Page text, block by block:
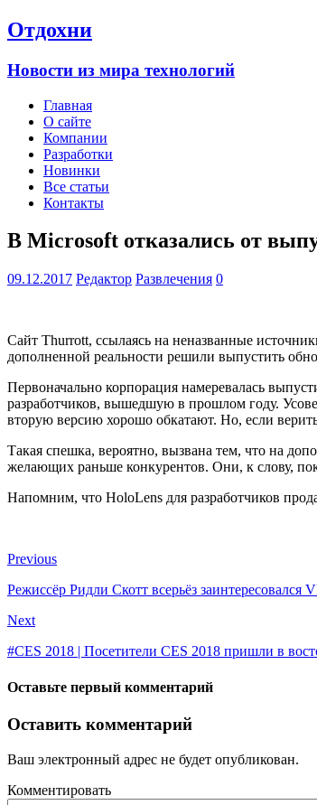
Отдохни
Новости из мира технологий
Главная
О сайте
Компании
Разработки
Новинки
Все статьи
Контакты
В Microsoft отказались от
09.12.2017 Редактор Развлечения 0
Сайт Thurrott, ссылаясь на неназванные
дополненной реальности решили выпустить
Первоначально корпорация намеревалась
разработчиков, вышедшую в прошлом году.
вторую версию хорошо обкатают. Но, если
Такая спешка, вероятно, вызвана тем, что на
желающих раньше конкурентов. Они, к слову,
Напомним, что HoloLens для разработчиков
Previous
Режиссёр Ридли Скотт всерьёз заинтересовался
Next
#CES 2018 | Посетители CES 2018 пришли в
Оставьте первый комментарий
Оставить комментарий
Ваш электронный адрес не будет опубликован.
Комментировать